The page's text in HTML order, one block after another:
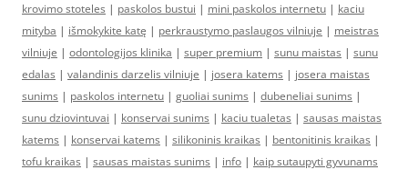
krovimo stoteles | paskolos bustui | mini paskolos internetu | kaciu
mityba | išmokykite katę | perkraustymo paslaugos vilniuje | meistras
vilniuje | odontologijos klinika | super premium | sunu maistas | sunu
edalas | valandinis darzelis vilniuje | josera katems | josera maistas
sunims | paskolos internetu | guoliai sunims | dubeneliai sunims |
sunu dziovintuvai | konservai sunims | kaciu tualetas | sausas maistas
katems | konservai katems | silikoninis kraikas | bentonitinis kraikas |
tofu kraikas | sausas maistas sunims | info | kaip sutaupyti gyvunams